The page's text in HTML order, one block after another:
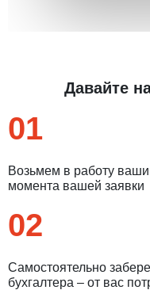
Давайте
01
Возьмем в работу
момента вашей заявки
02
Самостоятельно
бухгалтера – от вас